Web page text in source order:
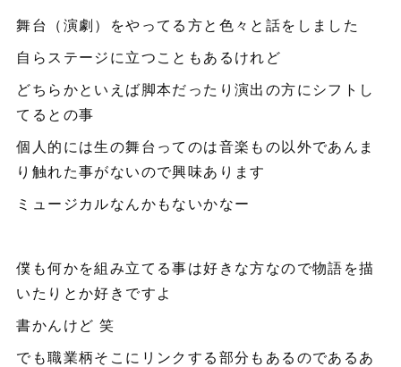
舞台（演劇）をやってる方と色々と話をしました
自らステージに立つこともあるけれど
どちらかといえば脚本だったり演出の方にシフトし
てるとの事
個人的には生の舞台ってのは音楽もの以外であんま
り触れた事がないので興味あります
ミュージカルなんかもないかなー
僕も何かを組み立てる事は好きな方なので物語を描
いたりとか好きですよ
書かんけど 笑
でも職業柄そこにリンクする部分もあるのであるあ